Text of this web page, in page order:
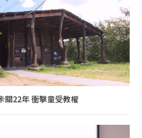
關22年 衝擊童受教權